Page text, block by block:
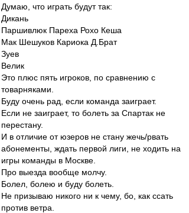
Думаю, что играть будут так:
Дикань
Паршивлюк Пареха Рохо Кеша
Мак Шешуков Кариока Д.Брат
Зуев
Велик
Это плюс пять игроков, по сравнению с
товарняками.
Буду очень рад, если команда заиграет.
Если не заиграет, то болеть за Спартак не
перестану.
И в отличие от юзеров не стану жечь/рвать
абонементы, ждать первой лиги, не ходить на
игры команды в Москве.
Про выезда вообще молчу.
Болел, болею и буду болеть.
Не призываю никого ни к чему, бо, как ссать
против ветра.